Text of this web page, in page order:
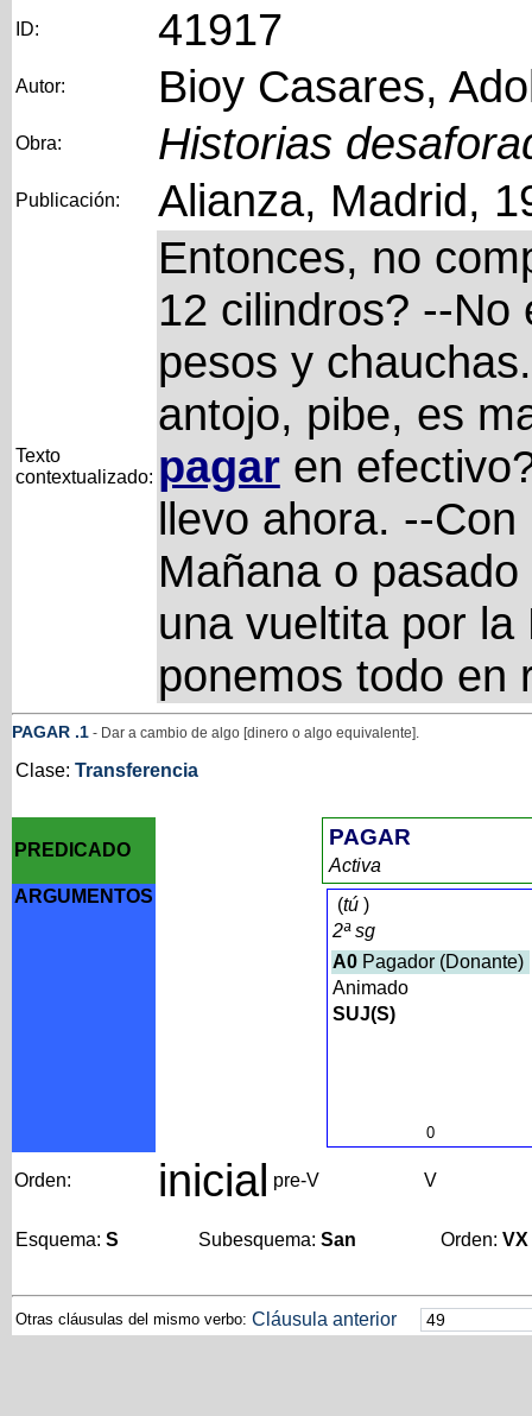
ID: 41917
Autor: Bioy Casares,
Obra: Historias
Publicación: Alianza, Madrid,
Texto
contextualizado:
Entonces, no
12 cilindros? --No
pesos y
antojo, pibe, es
pagaren
llevo ahora. --
Mañana o
una vueltita por
ponemos todo en
PAGAR .1- Dar a cambio de algo [dinero o algo equivalente].
Clase: Transferencia
PREDICADO
PAGAR
Activa
ARGUMENTOS
(tú)
2ª sg
A0Pagador (Donante)
Animado
SUJ(S)
0
Orden: inicial pre-V V
Esquema: S Subesquema: San Orden: VX
Otras cláusulas del mismo verbo: Cláusula anterior